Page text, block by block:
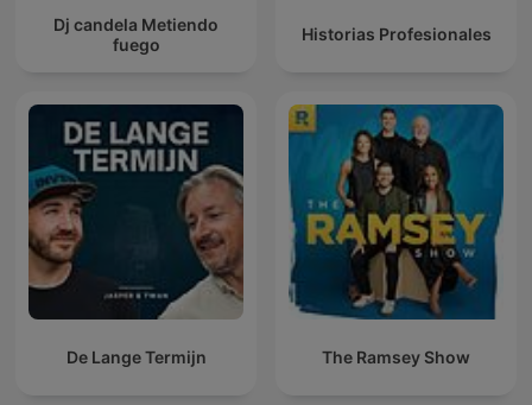
Dj candela Metiendo
fuego
Historias Profesionales
De Lange Termijn The Ramsey Show